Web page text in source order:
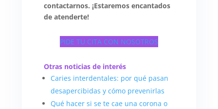
contactarnos. ¡Estaremos encantados
de atenderte!
PIDE TU CITA CON NOSOTROS
Otras noticias de interés
Caries interdentales: por qué pasan
desapercibidas y cómo prevenirlas
Qué hacer si se te cae una corona o